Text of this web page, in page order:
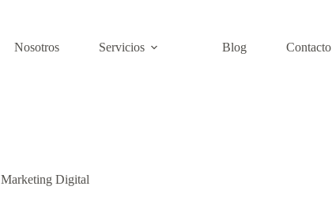
Nosotros Servicios Blog Contacto
Marketing Digital